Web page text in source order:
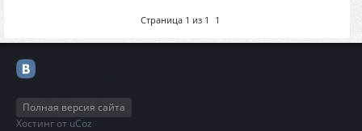
Страница 1 из 1 1
Полная версия сайта
Хостинг от uCoz